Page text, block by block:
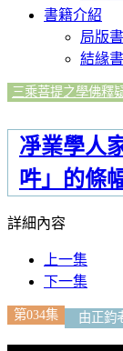
書籍介紹
局版
結緣
三乘菩提之學佛釋
凈業學人
吽」的
詳細內容
上一集
下一集
第034集 由正鈞